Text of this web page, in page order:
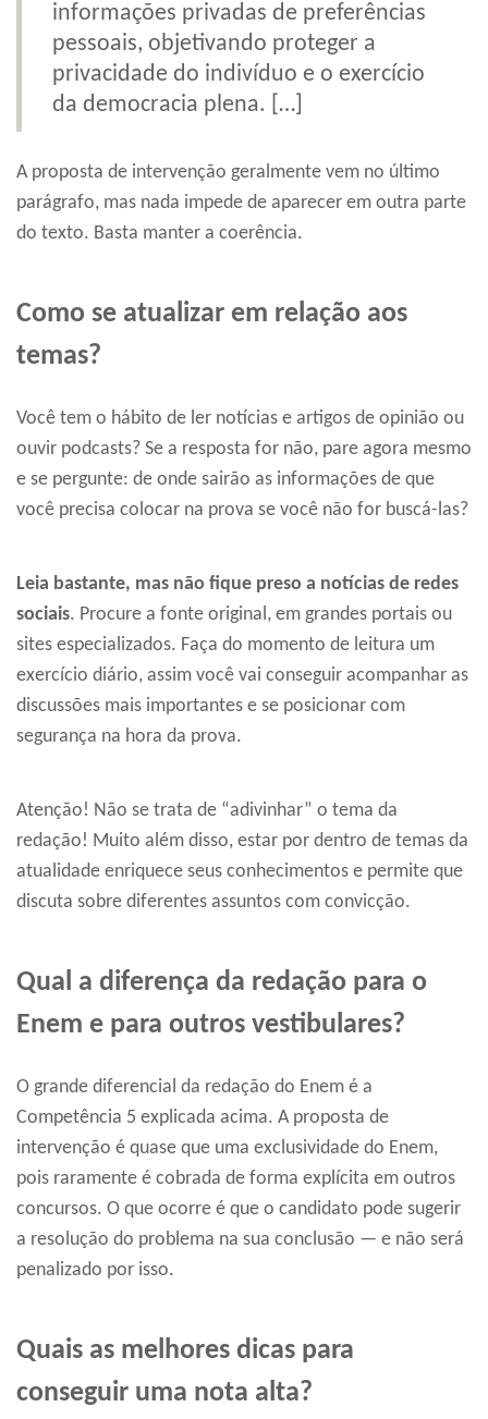
informações privadas de preferências
pessoais, objetivando proteger a
privacidade do indivíduo e o exercício
da democracia plena. […]
A proposta de intervenção geralmente vem no último
parágrafo, mas nada impede de aparecer em outra parte
do texto. Basta manter a coerência.
Como se atualizar em relação aos
temas?
Você tem o hábito de ler notícias e artigos de opinião ou
ouvir podcasts? Se a resposta for não, pare agora mesmo
e se pergunte: de onde sairão as informações de que
você precisa colocar na prova se você não for buscá-las?
Leia bastante, mas não fique preso a notícias de redes
sociais. Procure a fonte original, em grandes portais ou
sites especializados. Faça do momento de leitura um
exercício diário, assim você vai conseguir acompanhar as
discussões mais importantes e se posicionar com
segurança na hora da prova.
Atenção! Não se trata de “adivinhar” o tema da
redação! Muito além disso, estar por dentro de temas da
atualidade enriquece seus conhecimentos e permite que
discuta sobre diferentes assuntos com convicção.
Qual a diferença da redação para o
Enem e para outros vestibulares?
O grande diferencial da redação do Enem é a
Competência 5 explicada acima. A proposta de
intervenção é quase que uma exclusividade do Enem,
pois raramente é cobrada de forma explícita em outros
concursos. O que ocorre é que o candidato pode sugerir
a resolução do problema na sua conclusão — e não será
penalizado por isso.
Quais as melhores dicas para
conseguir uma nota alta?